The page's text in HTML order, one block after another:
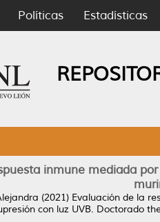
Políticas Estadísticas
inmune mediada
(2021) Evaluación de la
con luz UVB. Doctorado